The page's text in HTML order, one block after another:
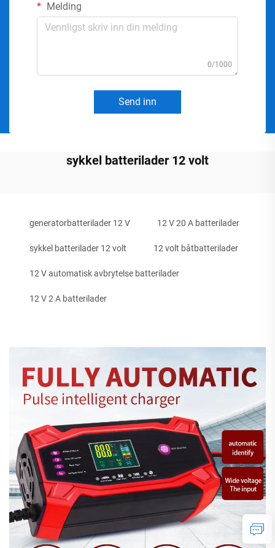
Melding
0/1000
Send inn
sykkel batterilader 12 volt
generatorbatterilader 12 V 12 V 20 A batterilader
sykkel batterilader 12 volt 12 volt båtbatterilader
12 V automatisk avbrytelse batterilader
12 V 2 A batterilader